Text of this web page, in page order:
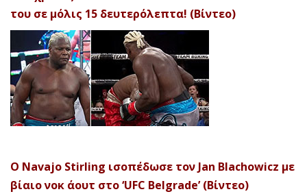
του σε μόλις 15 δευτερόλεπτα! (Βίντεο)
Ο Navajo Stirling ισοπέδωσε τον Jan Blachowicz με
βίαιο νοκ άουτ στο ‘UFC Belgrade’ (Βίντεο)